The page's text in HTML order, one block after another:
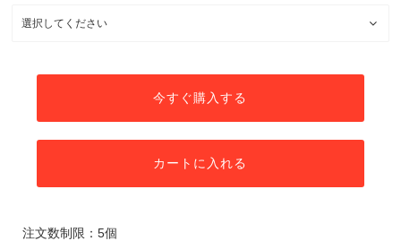
今すぐ購入する
カートに入れる
注文数制限：5個